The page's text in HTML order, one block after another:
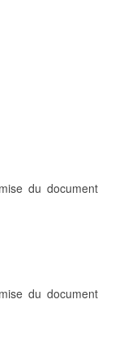
du document
du document